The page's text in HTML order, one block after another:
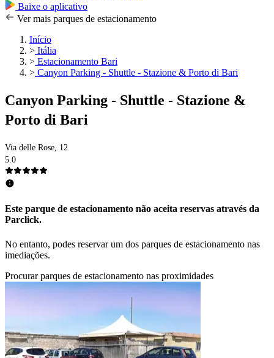
Baixe o aplicativo
Ver mais parques de estacionamento
Início
> Itália
> Estacionamento Bari
> Canyon Parking - Shuttle - Stazione & Porto di Bari
Canyon Parking - Shuttle - Stazione &
Porto di Bari
Via delle Rose, 12
5.0
Este parque de estacionamento não aceita reservas através da
Parclick.
No entanto, podes reservar um dos parques de estacionamento nas
imediações.
Procurar parques de estacionamento nas proximidades